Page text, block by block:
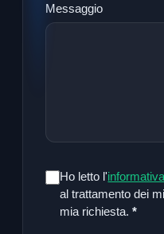
Messaggio
Ho letto l'
al trattamento dei
mia richiesta.*